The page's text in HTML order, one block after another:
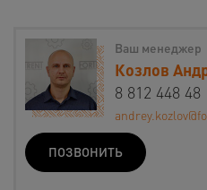
Ваш менеджер
Козлов
8 812 448
ПОЗВОНИТЬ